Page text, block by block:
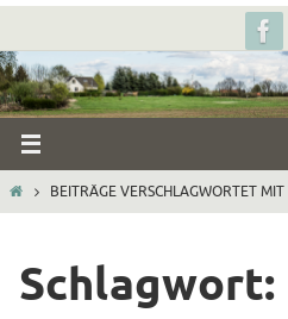
Inhalt
springen
STARTBEITRÄGE VERSCHLAGWORTET
Schlagwort: